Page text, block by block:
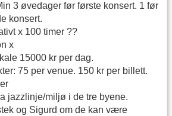
3 øvedager før første konsert. 1 før
konsert.
x 100 timer ??
x
15000 kr per dag.
75 per venue. 150 kr per billett.
jazzlinje/miljø i de tre byene.
og Sigurd om de kan være